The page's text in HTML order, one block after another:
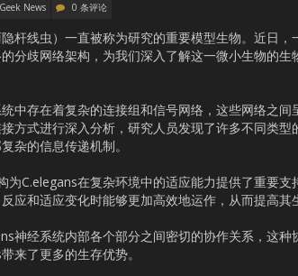
Geek News 0 条评论
杆线虫）一直被称为研究的重要模型生物。近日，
分歧网络架构，为我们深入了解这一微小生物的生
中存在着复杂的连接组和信号网络，这些网络之间
方式进行深入分析，研究人员发现了许多不同类型
杂的信息传递机制。
为C.elegans在复杂环境中的适应能力提供了重要支
应和适应变化时能够更加高效地运作，从而提高其
神经系统内部各个部分之间密切的协作关系，这
来了更多的生存优势。